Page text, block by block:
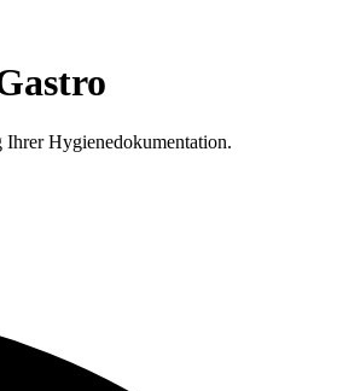
Hygienedokumentation.